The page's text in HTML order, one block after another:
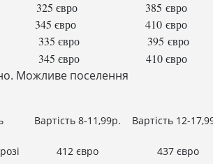
325 євро
385 євро
345 євро
410 євро
335 євро
395 євро
345 євро 410 євро
Можливе поселення
Вартість 8-11,99р. Вартість 12-
412 євро 437 євро